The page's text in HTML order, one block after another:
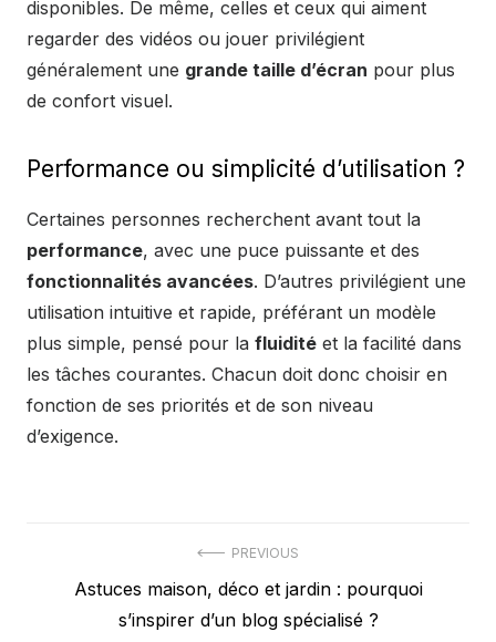
disponibles. De même, celles et ceux qui aiment
regarder des vidéos ou jouer privilégient
généralement une grande taille d’écran pour plus
de confort visuel.
Performance ou simplicité d’utilisation ?
Certaines personnes recherchent avant tout la
performance, avec une puce puissante et des
fonctionnalités avancées. D’autres privilégient une
utilisation intuitive et rapide, préférant un modèle
plus simple, pensé pour la fluidité et la facilité dans
les tâches courantes. Chacun doit donc choisir en
fonction de ses priorités et de son niveau
d’exigence.
PREVIOUS
PreviousAstuces maison, déco et jardin : pourquoi
s’inspirer d’un blog spécialisé ?